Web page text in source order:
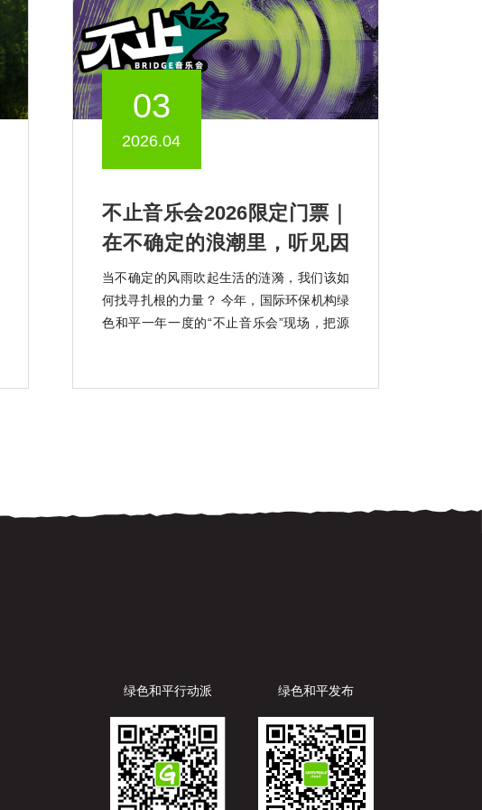
03
2026.04
不止音乐会2026限定门票｜
在不确定的浪潮里，听见因
勇气而起的韧性回响
当不确定的风雨吹起生活的涟漪，我们该如
何找寻扎根的力量？ 今年，国际环保机构绿
色和平一年一度的“不止音乐会”现场，把源
“不止”，取自Bridge的谐音。绿色和平以船
绿色和平行动派 绿色和平发布